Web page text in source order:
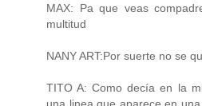
MAX: Pa que veas
multitud
NANY ART:Por suerte no se
TITO A: Como decía en la
una linea que aparece en